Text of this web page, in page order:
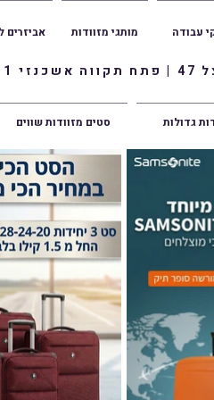
אביזרים מותגי מזוודות עבודה
סטים מזוודות שווים גדולות